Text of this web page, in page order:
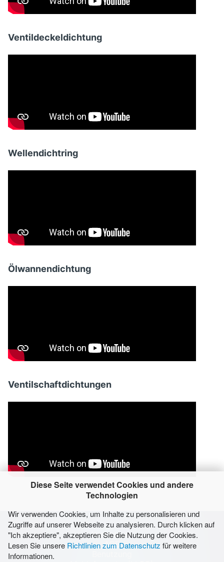
Diese Seite verwendet Cookies und andere
Technologien
Wir verwenden Cookies, um Inhalte zu personalisieren und
Zugriffe auf unserer Webseite zu analysieren. Durch klicken auf
"Ich akzeptiere", akzeptieren Sie die Nutzung der Cookies.
Lesen Sie unsere Richtlinien zum Datenschutz für weitere
Informationen.
Ventildeckeldichtung
Wellendichtring
Ölwannendichtung
Ventilschaftdichtungen
Impressum
AGB